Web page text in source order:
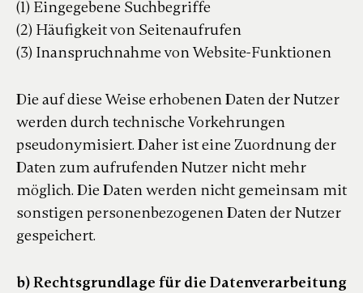
(1) Eingegebene Suchbegriffe
(2) Häufigkeit von Seitenaufrufen
(3) Inanspruchnahme von Website-Funktionen
Die auf diese Weise erhobenen Daten der Nutzer
werden durch technische Vorkehrungen
pseudonymisiert. Daher ist eine Zuordnung der
Daten zum aufrufenden Nutzer nicht mehr
möglich. Die Daten werden nicht gemeinsam mit
sonstigen personenbezogenen Daten der Nutzer
gespeichert.
b) Rechtsgrundlage für die Datenverarbeitung